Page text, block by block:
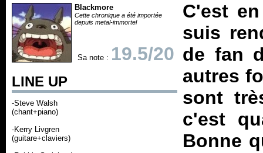
Blackmore
Cette chronique a été importée
depuis metal-immortel
Sa note : 19.5/20
LINE UP
-Steve Walsh
(chant+piano)
-Kerry Livgren
(guitare+claviers)
C'est
suis
de fan
autres
sont
c'est
Bonne